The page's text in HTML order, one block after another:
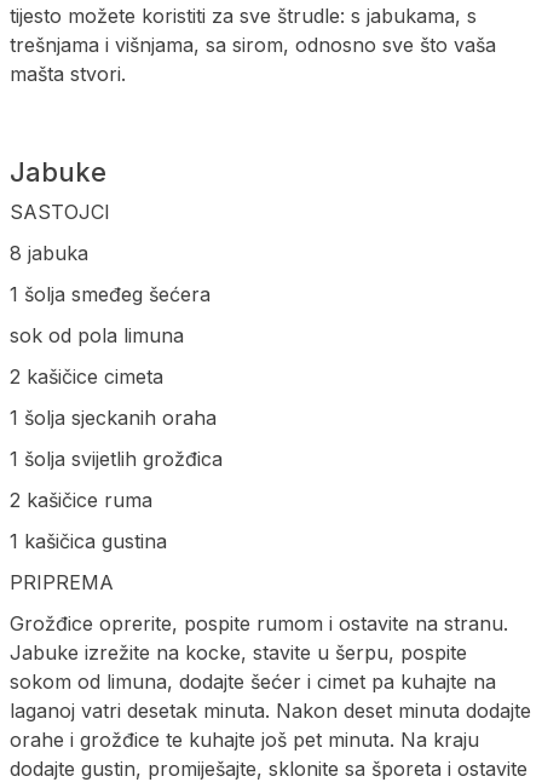
tijesto možete koristiti za sve štrudle: s jabukama, s
trešnjama i višnjama, sa sirom, odnosno sve što vaša
mašta stvori.
Jabuke
SASTOJCI
8 jabuka
1 šolja smeđeg šećera
sok od pola limuna
2 kašičice cimeta
1 šolja sjeckanih oraha
1 šolja svijetlih grožđica
2 kašičice ruma
1 kašičica gustina
PRIPREMA
Grožđice oprerite, pospite rumom i ostavite na stranu.
Jabuke izrežite na kocke, stavite u šerpu, pospite
sokom od limuna, dodajte šećer i cimet pa kuhajte na
laganoj vatri desetak minuta. Nakon deset minuta dodajte
orahe i grožđice te kuhajte još pet minuta. Na kraju
dodajte gustin, promiješajte, sklonite sa šporeta i ostavite